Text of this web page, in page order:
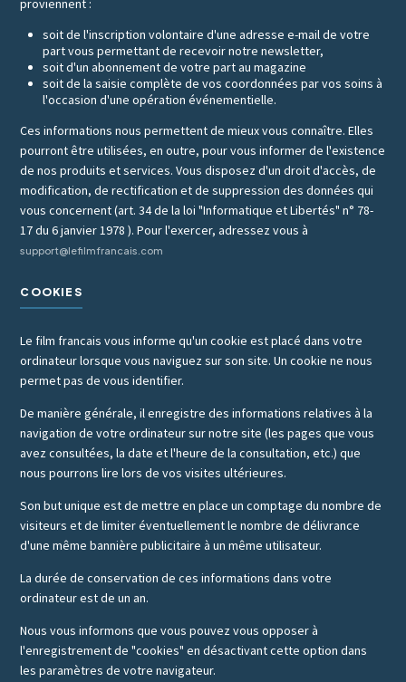
proviennent :
soit de l'inscription volontaire d'une adresse e-mail de votre
part vous permettant de recevoir notre newsletter,
soit d'un abonnement de votre part au magazine
soit de la saisie complète de vos coordonnées par vos soins à
l'occasion d'une opération événementielle.
Ces informations nous permettent de mieux vous connaître. Elles
pourront être utilisées, en outre, pour vous informer de l'existence
de nos produits et services. Vous disposez d'un droit d'accès, de
modification, de rectification et de suppression des données qui
vous concernent (art. 34 de la loi "Informatique et Libertés" n° 78-
17 du 6 janvier 1978 ). Pour l'exercer, adressez vous à
support@lefilmfrancais.com
COOKIES
Le film francais vous informe qu'un cookie est placé dans votre
ordinateur lorsque vous naviguez sur son site. Un cookie ne nous
permet pas de vous identifier.
De manière générale, il enregistre des informations relatives à la
navigation de votre ordinateur sur notre site (les pages que vous
avez consultées, la date et l'heure de la consultation, etc.) que
nous pourrons lire lors de vos visites ultérieures.
Son but unique est de mettre en place un comptage du nombre de
visiteurs et de limiter éventuellement le nombre de délivrance
d'une même bannière publicitaire à un même utilisateur.
La durée de conservation de ces informations dans votre
ordinateur est de un an.
Nous vous informons que vous pouvez vous opposer à
l'enregistrement de "cookies" en désactivant cette option dans
les paramètres de votre navigateur.